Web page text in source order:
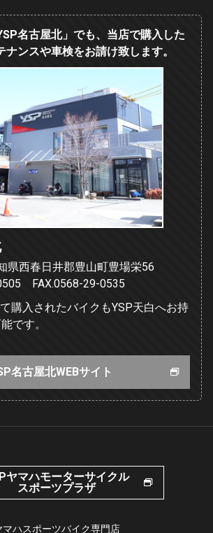
名古屋北」でも、当店で購入した
ナンスや車検をお請け致します。
県西春日井郡豊山町豊場栄56
FAX.0568-29-0535
購入されたバイクもYSP天白へお持
です。
名古屋北WEBサイト
ヤマハモーターサイクル
スポーツプラザ
マハスポーツバイク専門店